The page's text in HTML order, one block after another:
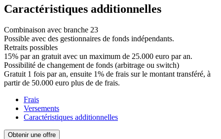
Caractéristiques additionnelles
Combinaison avec branche 23
Possible avec des gestionnaires de fonds indépendants.
Retraits possibles
15% par an gratuit avec un maximum de 25.000 euro par an.
Possibilité de changement de fonds (arbitrage ou switch)
Gratuit 1 fois par an, ensuite 1% de frais sur le montant transféré, à
partir de 50.000 euro plus de de frais.
Frais
Versements
Caractéristiques additionnelles
Obtenir une offre